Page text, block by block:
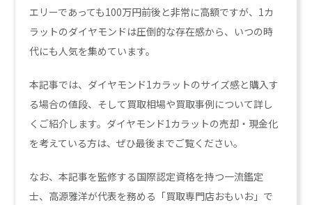
エリーであっても100万円前後と非常に高額ですが、1カ
ラットのダイヤモンドは圧倒的な存在感から、いつの時
代にも人気を集めています。
本記事では、ダイヤモンド1カラットのサイズ感と購入す
る場合の値段、そして買取相場や買取事例について詳し
くご紹介します。ダイヤモンド1カラットの売却・現金化
を考えている方は、ぜひ最後までご覧ください。
なお、本記事を監修する国際認定資格を持つ一流鑑定
士、高源雅洋が代表を務める「買取専門店おもいお」で